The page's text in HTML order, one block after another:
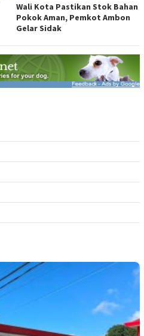
Wali Kota Pastikan Stok Bahan
Pokok Aman, Pemkot Ambon
Gelar Sidak